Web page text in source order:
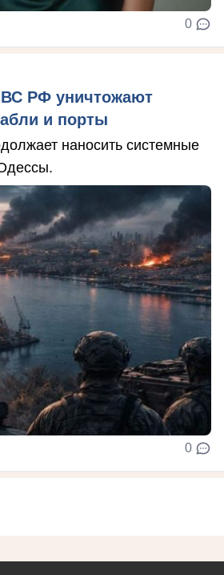
0
РФ уничтожают
и порты
наносить системные
0